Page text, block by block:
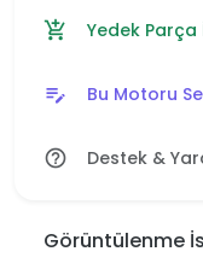
add_shopping_cart Yedek Parça
edit_note Bu Motoru
help_outline Destek &
Görüntülenme